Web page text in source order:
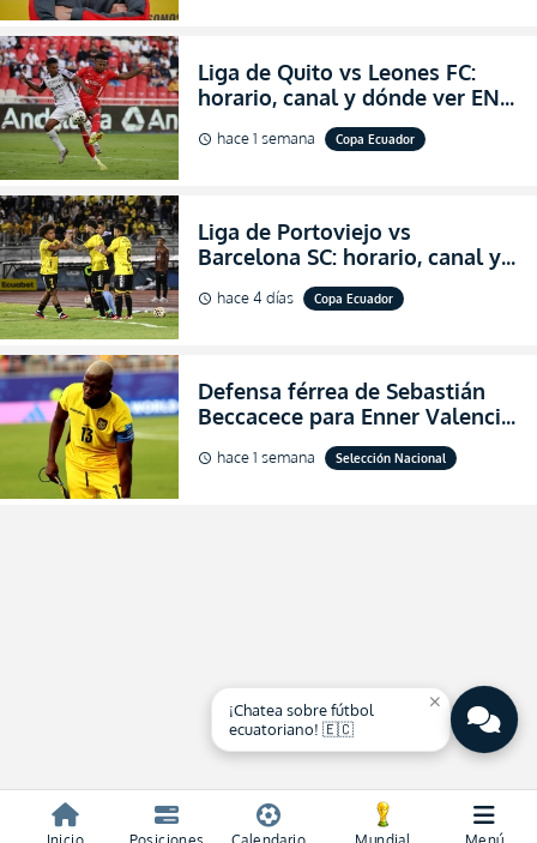
Liga de Quito vs Leones FC:
horario, canal y dónde ver EN
VIVO los octavos de final de la
Copa Ecuador 2026
schedule hace 1 semana Copa Ecuador
Liga de Portoviejo vs
Barcelona SC: horario, canal y
dónde ver EN VIVO los octavos
de final de la Copa Ecuador
schedule hace 4 días Copa Ecuador
Defensa férrea de Sebastián
Beccacece para Enner Valencia
al indicar que era el hombre
indicado para Ecuador
schedule hace 1 semana Selección Nacional
close
¡Chatea sobre fútbol
ecuatoriano! 🇪🇨